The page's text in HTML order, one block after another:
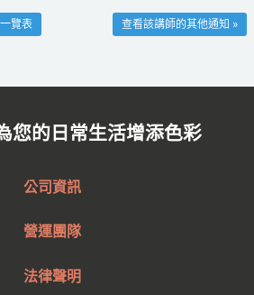
查看該講師的其他通知 »
覽表
您的日常生活增添色彩
公司資訊
營運團隊
法律聲明